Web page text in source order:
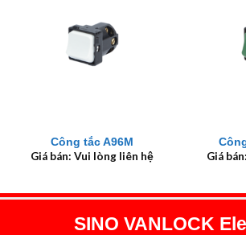
Công tắc A96M
Giá bán: Vui lòng liên hệ Giá
SINO VANLOCK